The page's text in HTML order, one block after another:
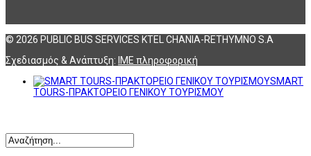
© 2026 PUBLIC BUS SERVICES KTEL CHANIA-RETHYMNO S.A
Σχεδιασμός & Ανάπτυξη: ΙΜΕ πληροφορική
SMART
TOURS-ΠΡΑΚΤΟΡΕΙΟ ΓΕΝΙΚΟΥ ΤΟΥΡΙΣΜΟΥ